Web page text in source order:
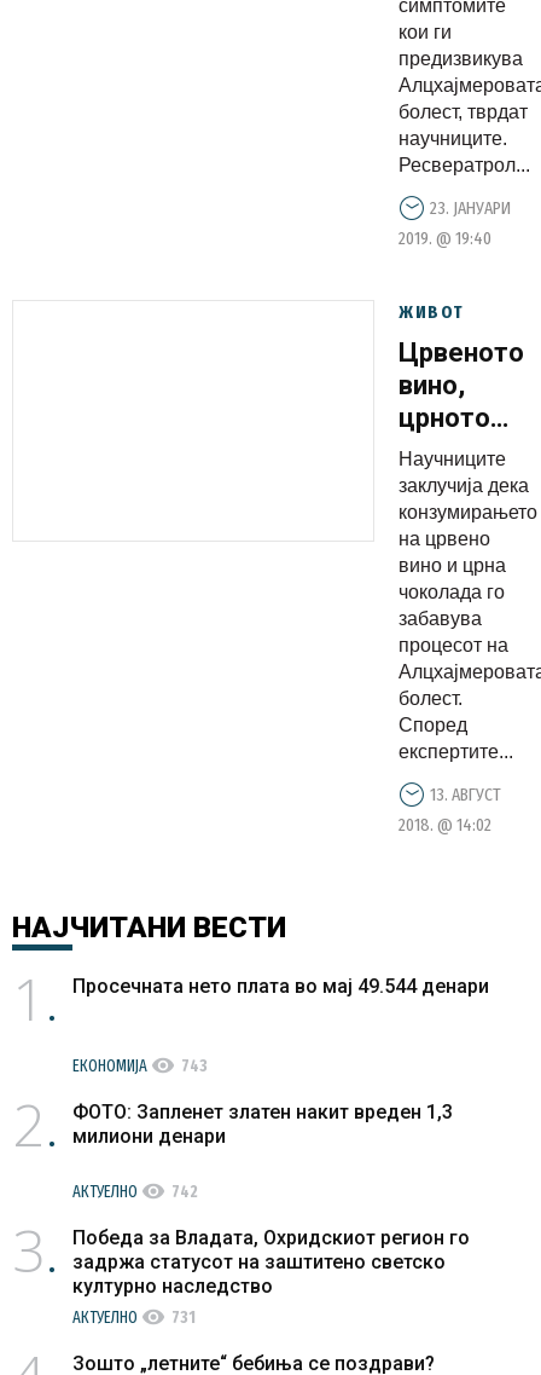
симптомите
кои ги
предизвикува
болест, тврдат
научниците.
Ресвератрол...
23. ЈАНУАРИ
2019. @ 19:40
ЖИВОТ
Црвеното
вино,
црното
чоколадо
и
малините
ја
успоруваат
болест
Научниците
заклучија дека
конзумирањето
на црвено
вино и црна
чоколада го
забавува
процесот на
болест.
Според
експертите...
13. АВГУСТ
2018. @ 14:02
НАЈЧИТАНИ ВЕСТИ
1 Просечната нето плата во мај 49.544 денари
ЕКОНОМИЈА visibility 743
2
ФОТО: Запленет златен накит вреден 1,3
милиони денари
АКТУЕЛНО visibility 742
3
Победа за Владата, Охридскиот регион го
задржа статусот на заштитено светско
културно наследство
АКТУЕЛНО visibility 731
Зошто „летните“ бебиња се поздрави?